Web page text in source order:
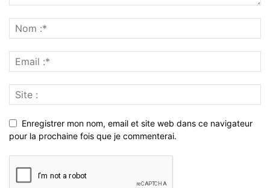
Enregistrer mon nom, email et site web dans ce navigateur
pour la prochaine fois que je commenterai.